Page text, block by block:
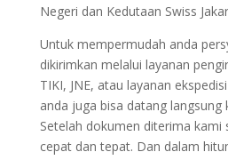
Negeri dan Kedutaan Swiss
Untuk mempermudah anda
dikirimkan melalui layanan
TIKI, JNE, atau layanan
anda juga bisa datang
Setelah dokumen diterima kami
cepat dan tepat. Dan dalam